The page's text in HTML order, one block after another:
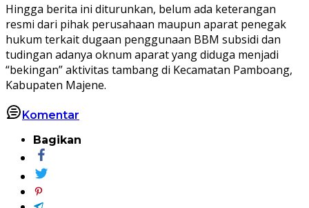
Hingga berita ini diturunkan, belum ada keterangan
resmi dari pihak perusahaan maupun aparat penegak
hukum terkait dugaan penggunaan BBM subsidi dan
tudingan adanya oknum aparat yang diduga menjadi
“bekingan” aktivitas tambang di Kecamatan Pamboang,
Kabupaten Majene.
Komentar
Bagikan